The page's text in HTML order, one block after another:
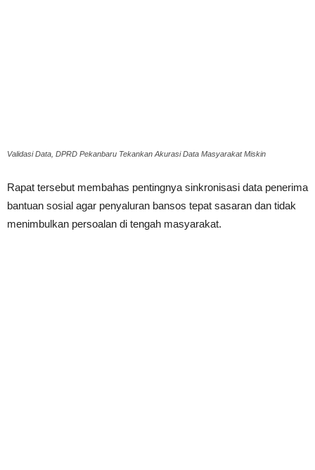
Validasi Data, DPRD Pekanbaru Tekankan Akurasi Data Masyarakat Miskin
Rapat tersebut membahas pentingnya sinkronisasi data penerima
bantuan sosial agar penyaluran bansos tepat sasaran dan tidak
menimbulkan persoalan di tengah masyarakat.